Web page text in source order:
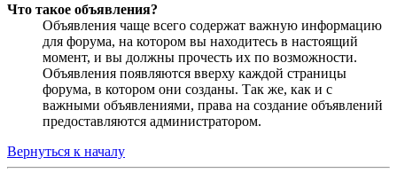
Что такое объявления?
Объявления чаще всего содержат важную информацию
для форума, на котором вы находитесь в настоящий
момент, и вы должны прочесть их по возможности.
Объявления появляются вверху каждой страницы
форума, в котором они созданы. Так же, как и с
важными объявлениями, права на создание объявлений
предоставляются администратором.
Вернуться к началу